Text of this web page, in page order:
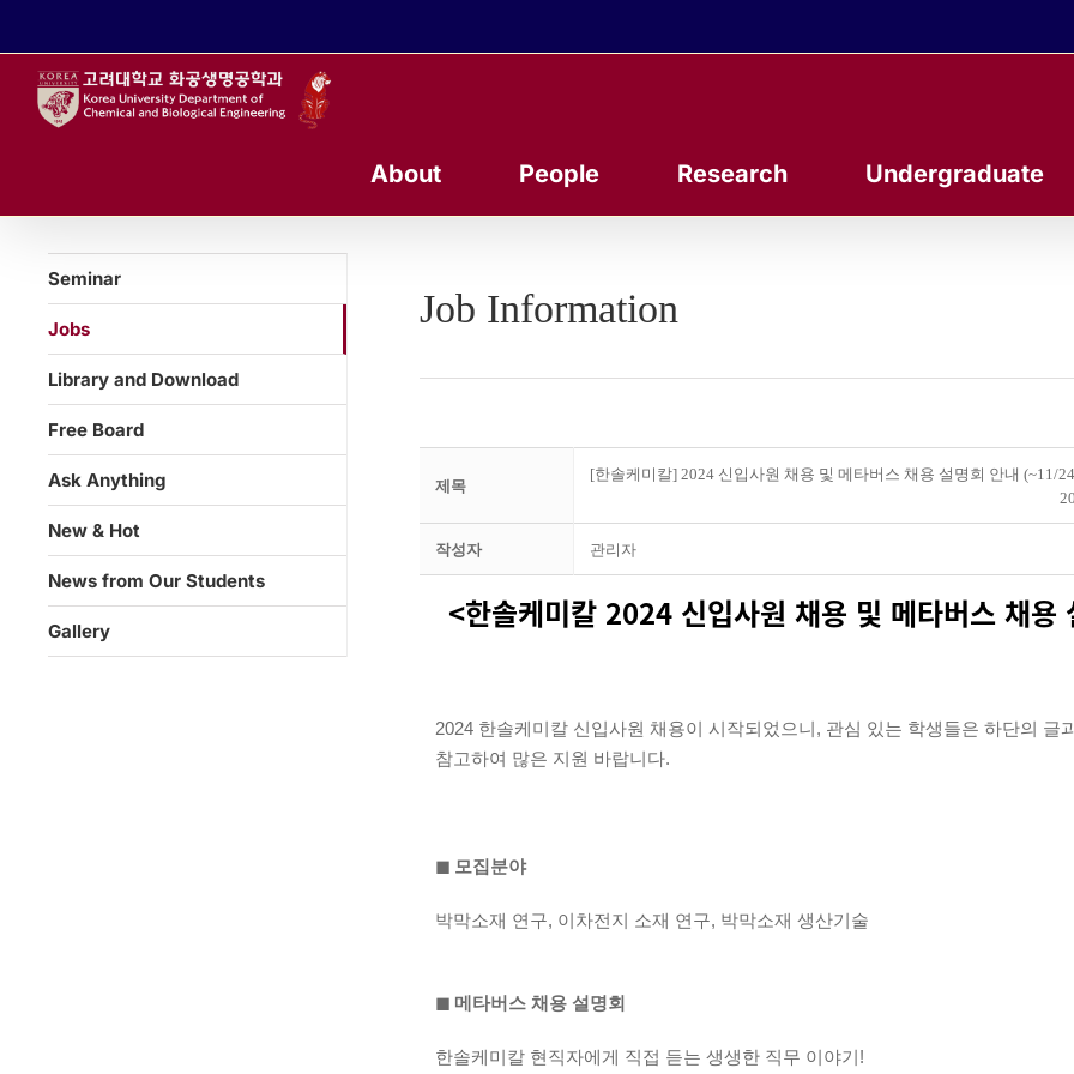
About People Research Undergraduate
Job Information
제목
[한솔케미칼] 2024 신입사원 채용 및 메타버스 채용 설명회 안내 (~11/
작성자 관리자
<한솔케미칼 2024 신입사원 채용 및 메타버스 채용
2024 한솔케미칼 신입사원 채용이 시작되었으니, 관심 있는 학생들은 하단의 글
참고하여 많은 지원 바랍니다.
◼︎ 모집분야
박막소재 연구, 이차전지 소재 연구, 박막소재 생산기술
◼︎ 메타버스 채용 설명회
한솔케미칼 현직자에게 직접 듣는 생생한 직무 이야기!
Seminar
Jobs
Library and Download
Free Board
Ask Anything
New & Hot
News from Our Students
Gallery